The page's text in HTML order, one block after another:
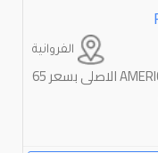
الفروانية
متوفر طقم الومنيوم ماركة AMERICAN FLYER الاصلى بسعر 65